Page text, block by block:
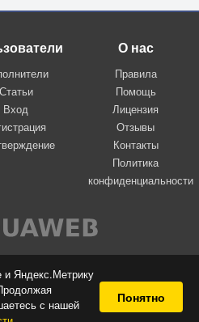
Яндекс.Метрику
с нашей
Понятно
Статьи
Вход
О нас
Правила
Помощь
Лицензия
Отзывы
Контакты
Политика
конфиденциальности
2026 Я-пою
самовыражения